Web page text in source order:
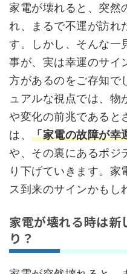
家電が壊れると、突然
れ、まるで不運が訪れ
す。しかし、そんな一
事が、実は幸運のサイ
方があるのをご存知で
ュアルな視点では、物
や変化の前兆であると
は、「家電の故障が幸
や、その裏にあるポジ
り下げていきます。家
ス到来のサインかもし
家電が壊れる時は新
り？